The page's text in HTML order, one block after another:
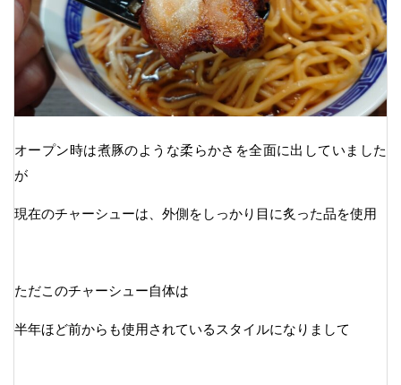
オープン時は煮豚のような柔らかさを全面に出していました
が
現在のチャーシューは、外側をしっかり目に炙った品を使用
ただこのチャーシュー自体は
半年ほど前からも使用されているスタイルになりまして